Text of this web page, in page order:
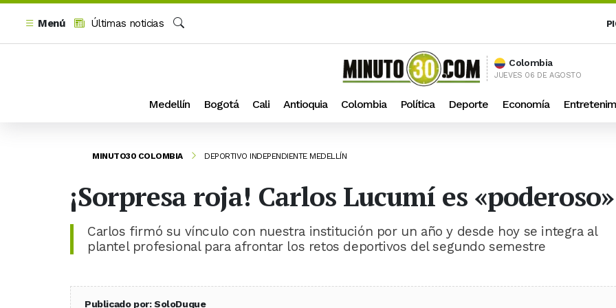
Menú
Últimas noticias
Colombia
JUEVES 06 DE AGOSTO
Medellín Bogotá Cali Antioquia Colombia Política Deporte Economía
MINUTO30 COLOMBIA DEPORTIVO INDEPENDIENTE MEDELLÍN
¡Sorpresa roja! Carlos Lucumí es «poderoso»
Carlos firmó su vínculo con nuestra institución por un año y desde hoy se integra al
plantel profesional para afrontar los retos deportivos del segundo semestre
Publicado por: SoloDuque